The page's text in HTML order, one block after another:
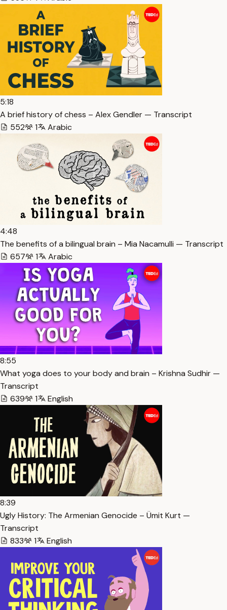
5:18
A brief history of chess – Alex Gendler — Transcript
552
1 Arabic
4:48
The benefits of a bilingual brain – Mia Nacamulli — Transcript
657
1 Arabic
8:55
What yoga does to your body and brain – Krishna Sudhir —
Transcript
639
1 English
8:39
Ugly History: The Armenian Genocide – Ümit Kurt —
Transcript
833
1 English